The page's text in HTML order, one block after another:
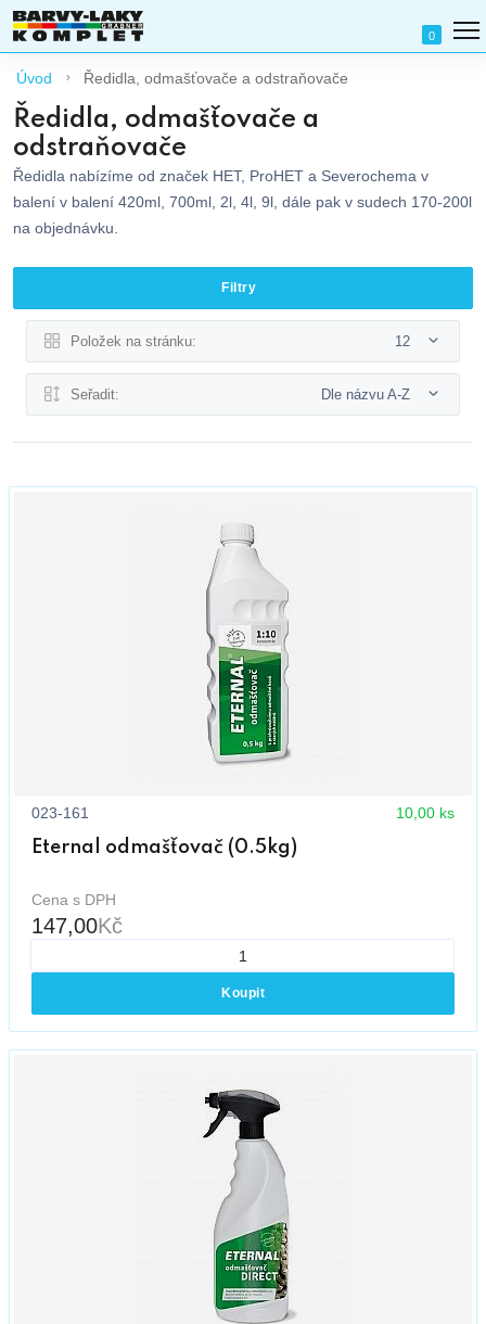
0
Úvod Ředidla, odmašťovače a odstraňovače
Ředidla, odmašťovače a
odstraňovače
Ředidla nabízíme od značek HET, ProHET a Severochema v
balení v balení 420ml, 700ml, 2l, 4l, 9l, dále pak v sudech 170-200l
na objednávku.
Filtry
Položek na stránku: 12
Seřadit: Dle názvu A-Z
023-161 10,00 ks
Eternal odmašťovač (0.5kg)
Cena s DPH
147,00Kč
Koupit